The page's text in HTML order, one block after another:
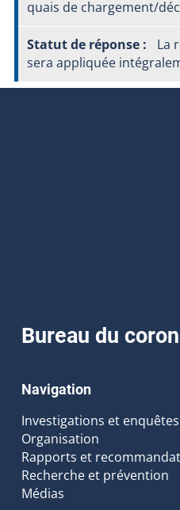
quais de chargement/
La
sera appliquée
Bureau du
Navigation
Investigations et enquêtes
Organisation
Rapports et
Recherche et prévention
Médias